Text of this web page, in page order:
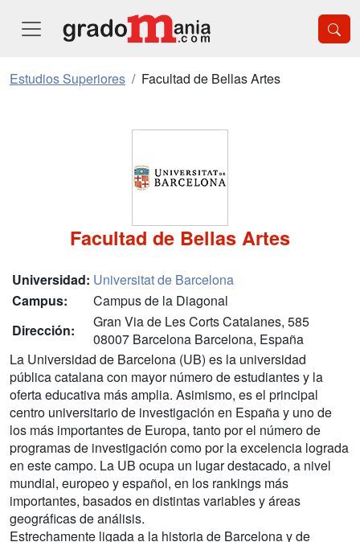
Estudios Superiores Facultad de Bellas Artes
Facultad de Bellas Artes
Universidad: Universitat de Barcelona
Campus:
Campus de la Diagonal
Dirección:
Gran Via de Les Corts Catalanes, 585
08007 Barcelona Barcelona, España
La Universidad de Barcelona (UB) es la universidad
pública catalana con mayor número de estudiantes y la
oferta educativa más amplia. Asimismo, es el principal
centro universitario de investigación en España y uno de
los más importantes de Europa, tanto por el número de
programas de investigación como por la excelencia lograda
en este campo. La UB ocupa un lugar destacado, a nivel
mundial, europeo y español, en los rankings más
importantes, basados en distintas variables y áreas
geográficas de análisis.
Estrechamente ligada a la historia de Barcelona y de